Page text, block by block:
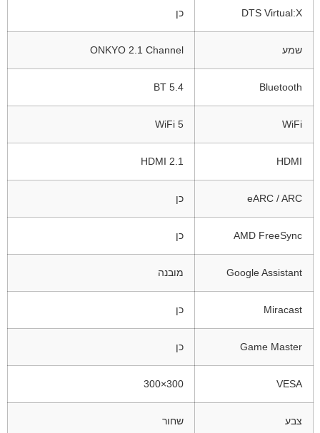
DTS Virtual:X כן
שמע ONKYO 2.1 Channel
Bluetooth
BT 5.4
WiFi
WiFi 5
HDMI
HDMI 2.1
eARC / ARC כן
AMD FreeSync כן
Google Assistant מובנה
Miracast כן
Game Master כן
VESA
300×300
צבע שחור